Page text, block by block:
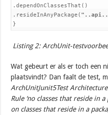
.dependOnClassesThat()
.resideInAnyPackage(
}
Listing 2: ArchUnit-
Wat gebeurt er als er toch een
plaatsvindt? Dan faalt de test,
ArchUnitJunit5Test
Rule ‘no classes that reside in a
on classes that reside in a